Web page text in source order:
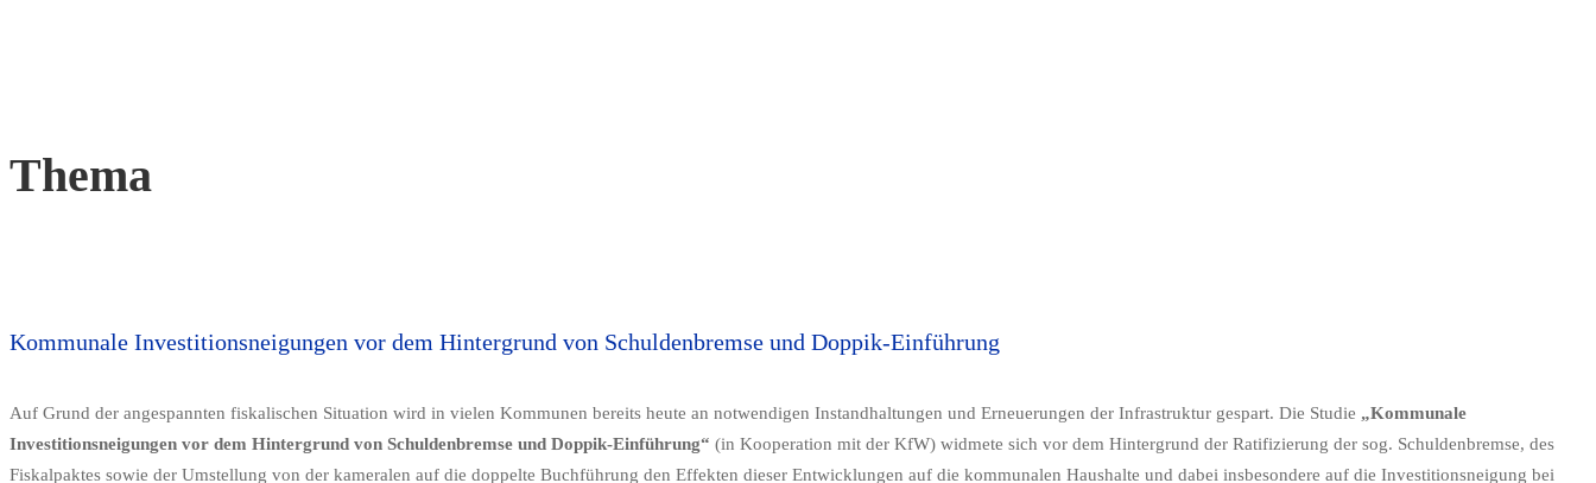
Thema
Kommunale Investitionsneigungen vor dem Hintergrund von Schuldenbremse und Doppik-Einführung
Auf Grund der angespannten fiskalischen Situation wird in vielen Kommunen bereits heute an notwendigen Instandhaltungen und Erneuerungen der Infrastruktur gespart. Die Studie „Kommunale
Investitionsneigungen vor dem Hintergrund von Schuldenbremse und Doppik-Einführung“ (in Kooperation mit der KfW) widmete sich vor dem Hintergrund der Ratifizierung der sog. Schuldenbremse, des
Fiskalpaktes sowie der Umstellung von der kameralen auf die doppelte Buchführung den Effekten dieser Entwicklungen auf die kommunalen Haushalte und dabei insbesondere auf die Investitionsneigung bei